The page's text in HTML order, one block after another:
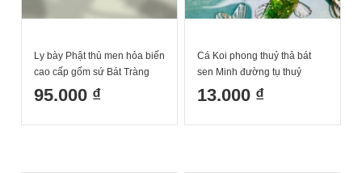
Ly bày Phật thủ men hỏa biến
cao cấp gốm sứ Bát Tràng
95.000 ₫
Cá Koi phong thuỷ thả bát
sen Minh đường tụ thuỷ
13.000 ₫